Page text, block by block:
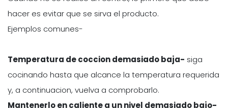
hacer es evitar que se sirva el producto.
Ejemplos comunes-
Temperatura de coccion demasiado baja- siga
cocinando hasta que alcance la temperatura requerida
y, a continuacion, vuelva a comprobarlo.
Mantenerlo en caliente a un nivel demasiado bajo-